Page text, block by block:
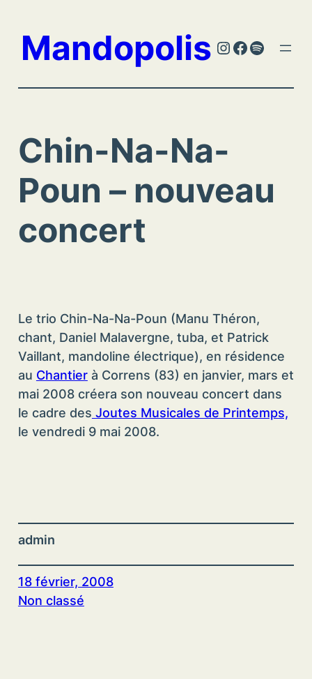
contenu
Mandopolis Instagram
Facebook
Spotify
Chin-Na-Na-
Poun – nouveau
concert
Le trio Chin-Na-Na-Poun (Manu Théron,
chant, Daniel Malavergne, tuba, et Patrick
Vaillant, mandoline électrique), en résidence
au Chantierà Correns (83) en janvier, mars et
mai 2008 créera son nouveau concert dans
le cadre des Joutes Musicales de Printemps,
le vendredi 9 mai 2008.
admin
18 février, 2008
Non classé